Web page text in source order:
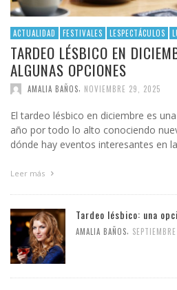
ACTUALIDAD FESTIVALES LESPECTÁCULOS
TARDEO LÉSBICO EN
ALGUNAS OPCIONES
AMALIA BAÑOS, NOVIEMBRE 29, 2025
El tardeo lésbico en diciembre es
año por todo lo alto conociendo
dónde hay eventos interesantes en
Leer más
Tardeo lésbico: una
AMALIA BAÑOS,